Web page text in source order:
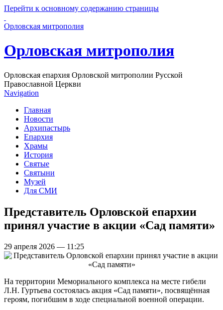
Перейти к основному содержанию страницы
Орловская митрополия
Орловская митрополия
Орловская епархия Орловской митрополии Русской
Православной Церкви
Navigation
Главная
Новости
Архипастырь
Епархия
Храмы
История
Святые
Святыни
Музей
Для СМИ
Представитель Орловской епархии
принял участие в акции «Сад памяти»
29 апреля 2026 — 11:25
На территории Мемориального комплекса на месте гибели
Л.Н. Гуртьева состоялась акция «Сад памяти», посвящённая
героям, погибшим в ходе специальной военной операции.